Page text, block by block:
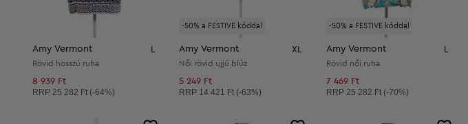
Amy Vermont
Rövid hosszú ruha
8 939 Ft
Ajánlott ár:
RRP 25 282 Ft (-64%)
-50% a FESTIVE kóddal
Amy Vermont XL
Női rövid ujjú blúz
5 249 Ft
Ajánlott ár:
RRP 14 421 Ft (-63%)
-50% a FESTIVE kóddal
Amy Vermont
Rövid női ruha
7 469 Ft
Ajánlott ár:
RRP 25 282 Ft (-70%)